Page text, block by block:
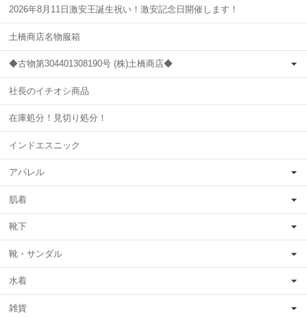
2026年8月11日激安王誕生祝い！激安記念日開催します！
土橋商店名物服箱
◆古物第304401308190号 (株)土橋商店◆
社長のイチオシ商品
在庫処分！見切り処分！
インドエスニック
アパレル
肌着
靴下
靴・サンダル
水着
雑貨